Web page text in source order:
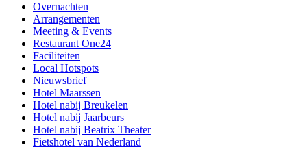
Overnachten
Arrangementen
Meeting & Events
Restaurant One24
Faciliteiten
Local Hotspots
Nieuwsbrief
Hotel Maarssen
Hotel nabij Breukelen
Hotel nabij Jaarbeurs
Hotel nabij Beatrix Theater
Fietshotel van Nederland